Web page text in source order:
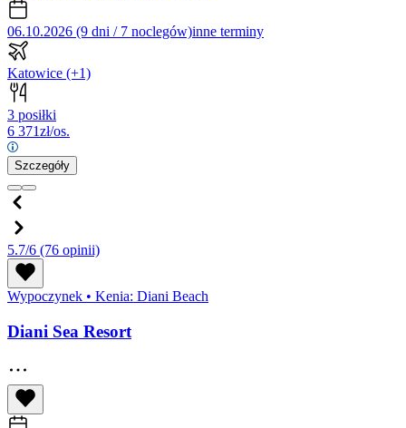
06.10.2026 (9 dni / 7 noclegów)inne terminy
Katowice (+1)
3 posiłki
6 371zł/os.
Szczegóły
5.7/6 (76 opinii)
Wypoczynek • Kenia: Diani Beach
Diani Sea Resort